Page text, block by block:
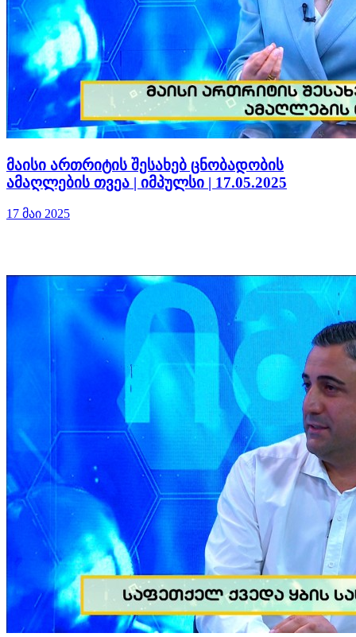
მაისი ართრიტის შესახებ ცნობადობის
ამაღლების თვეა | იმპულსი | 17.05.2025
17 მაი 2025